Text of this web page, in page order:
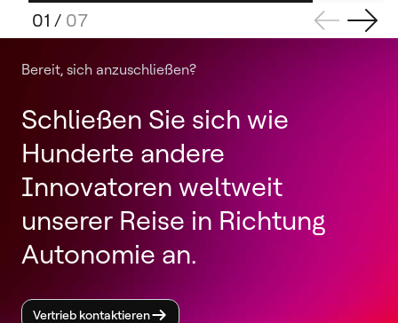
01 / 07
Bereit, sich anzuschließen?
Schließen Sie sich wie
Hunderte andere
Innovatoren weltweit
unserer Reise in Richtung
Autonomie an.
Vertrieb kontaktieren